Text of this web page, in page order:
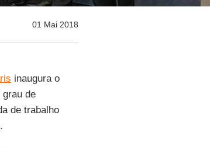
01 Mai 2018
inaugura o
de
de trabalho